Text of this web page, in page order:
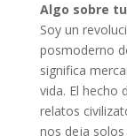
Algo sobre
Soy un
posmoderno
significa
vida. El hecho
relatos
nos deja solos